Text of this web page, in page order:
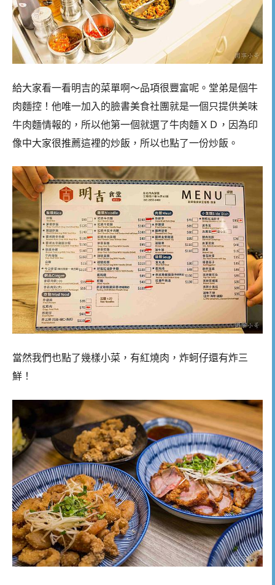
給大家看一看明吉的菜單啊～品項很豐富呢。堂弟是個牛
肉麵控！他唯一加入的臉書美食社團就是一個只提供美味
牛肉麵情報的，所以他第一個就選了牛肉麵ＸＤ，因為印
像中大家很推薦這裡的炒飯，所以也點了一份炒飯。
當然我們也點了幾樣小菜，有紅燒肉，炸蚵仔還有炸三
鮮！